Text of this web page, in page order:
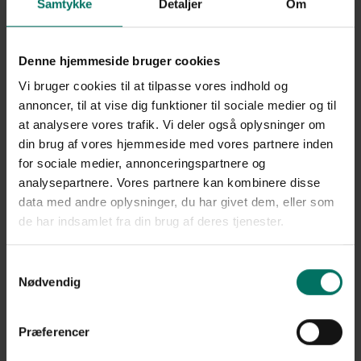
Samtykke Detaljer Om
Denne hjemmeside bruger cookies
Vi bruger cookies til at tilpasse vores indhold og
annoncer, til at vise dig funktioner til sociale medier og til
at analysere vores trafik. Vi deler også oplysninger om
din brug af vores hjemmeside med vores partnere inden
for sociale medier, annonceringspartnere og
analysepartnere. Vores partnere kan kombinere disse
data med andre oplysninger, du har givet dem, eller som
de har indsamlet fra din brug af deres tjenester.
Nødvendig
Præferencer
Skovhegn til store arealer
kræver erfaring og planlægning
Når store naturområder og åbne arealer skal indhegnes, handler det
ikke kun om at opsætte stolper og net. Terræn, adgangsforhold,
eksisterende beplantning og dyrenes adfærd spiller alle en vigtig
rolle i den samlede løsning.
Ved denne opgave har PIT Hegn monteret cirka 670 meter
skovhegn i kuperet terræn med afslutning op mod eksisterende
industrihegn og skråninger. Formålet med hegnet var at beskytte
området og skabe en driftssikker løsning, der samtidig tager hensyn
til omgivelserne.
Løsningen er udført med kraftige robiniepæle og 140 cm haretæt
Opsætning på jordvold og i udfordrende
En stor del af arbejdet foregik på en jordvold med eksisterende